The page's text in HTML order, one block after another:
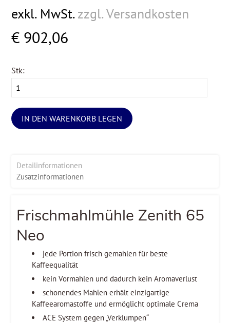
exkl. MwSt.zzgl. Versandkosten
€ 902,06
Stk:
IN DEN WARENKORB LEGEN
Detailinformationen
Zusatzinformationen
Frischmahlmühle Zenith 65
Neo
jede Portion frisch gemahlen für beste
Kaffeequalität
kein Vormahlen und dadurch kein Aromaverlust
schonendes Mahlen erhält einzigartige
Kaffeearomastoffe und ermöglicht optimale Crema
ACE System gegen „Verklumpen“